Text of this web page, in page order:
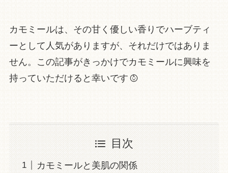
カモミールは、その甘く優しい香りでハーブティ
ーとして人気がありますが、それだけではありま
せん。この記事がきっかけでカモミールに興味を
持っていただけると幸いです
目次
カモミールと美肌の関係